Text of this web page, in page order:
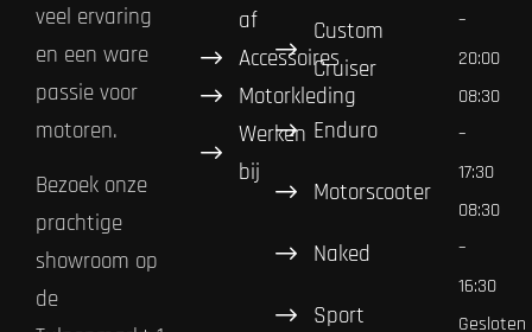
veel ervaring
en een ware
passie voor
motoren.
Bezoek onze
prachtige
showroom op
de
af
Accessoires
Motorkleding
Werken
bij
Custom
Cruiser
Enduro
Motorscooter
Naked
Sport
–
20:00
08:30
–
17:30
08:30
–
16:30
Gesloten